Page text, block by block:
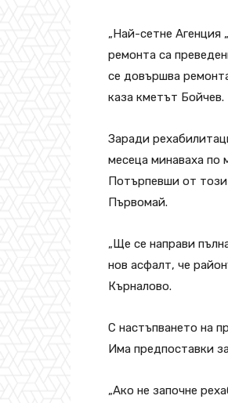
„Най-сетне Агенция
ремонта са
се довършва
каза кметът Бойчев.
Заради
месеца минаваха по
Потърпевши от
Първомай.
„Ще се направи
нов асфалт, че
Кърналово.
С настъпването на
Има предпоставки
„Ако не започне